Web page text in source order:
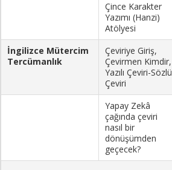
Çince Karakter
Yazımı (Hanzi)
Atölyesi
İngilizce Mütercim
Tercümanlık
Çeviriye Giriş,
Çevirmen Kimdir,
Yazılı Çeviri-Sözlü
Çeviri
Yapay Zekâ
çağında çeviri
nasıl bir
dönüşümden
geçecek?